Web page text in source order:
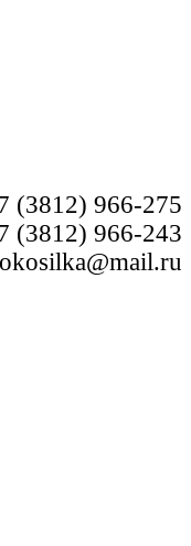
(3812) 966-275
(3812) 966-243